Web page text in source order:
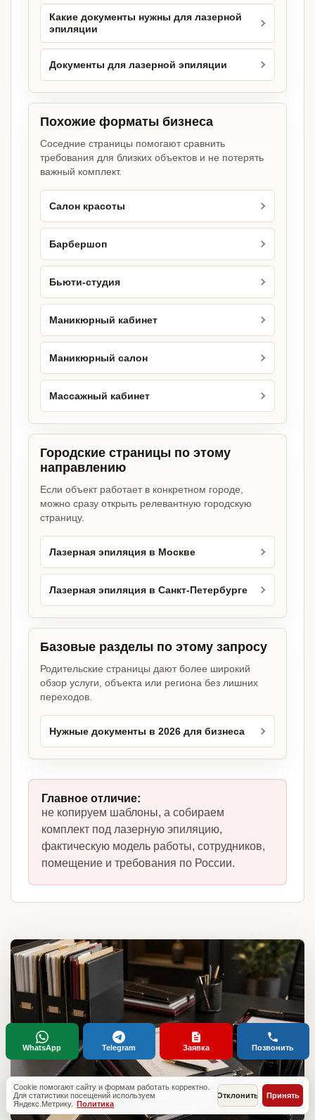
Какие документы нужны для лазерной
эпиляции
Документы для лазерной эпиляции
Похожие форматы бизнеса
Соседние страницы помогают сравнить
требования для близких объектов и не потерять
важный комплект.
Салон красоты
Барбершоп
Бьюти-студия
Маникюрный кабинет
Маникюрный салон
Массажный кабинет
Городские страницы по этому
направлению
Если объект работает в конкретном городе,
можно сразу открыть релевантную городскую
страницу.
Лазерная эпиляция в Москве
Лазерная эпиляция в Санкт-Петербурге
Базовые разделы по этому запросу
Родительские страницы дают более широкий
обзор услуги, объекта или региона без лишних
переходов.
Нужные документы в 2026 для бизнеса
Главное отличие:
не копируем шаблоны, а собираем
комплект под лазерную эпиляцию,
фактическую модель работы, сотрудников,
помещение и требования по России.
Cookie помогают сайту и формам работать корректно.
Для статистики посещений используем
Яндекс.Метрику. Политика
Отклонить Принять
WhatsApp Telegram Заявка Позвонить